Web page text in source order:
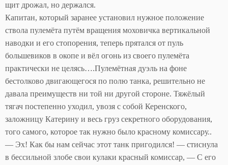
щит дрожал, но держался.
Капитан, который заранее установил нужное положение
ствола пулемёта путём вращения моховичка вертикальной
наводки и его стопорения, теперь прятался от пуль
большевиков в окопе и вёл огонь из своего пулемёта
практически не целясь….Пулемётная дуэль на фоне
бестолково двигающегося по полю танка, решительно не
давала преимуществ ни той ни другой стороне. Тяжёлый
тягач постепенно уходил, увозя с собой Керенского,
заложницу Катерину и весь груз секретного оборудования,
того самого, которое так нужно было красному комиссару..
— Эх! Как бы нам сейчас этот танк пригодился! — стиснула
в бессильной злобе свои кулаки красный комиссар, — С его